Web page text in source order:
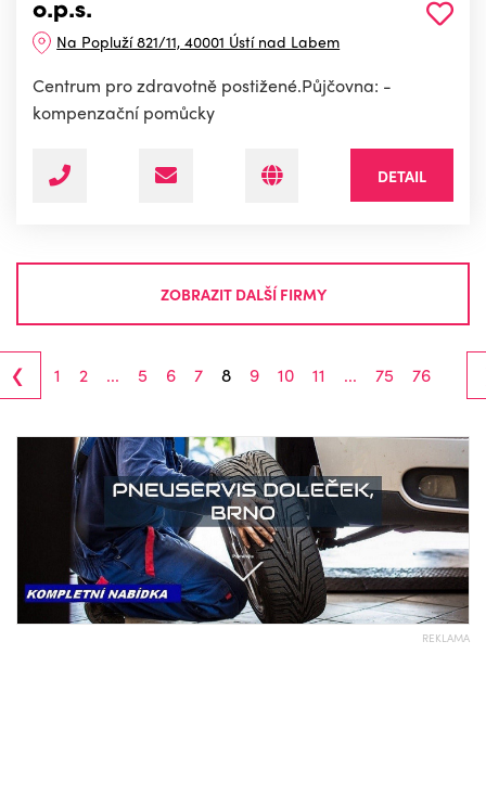
o.p.s.
Na Popluží 821/11, 40001 Ústí nad Labem
Centrum pro zdravotně postižené.Půjčovna: -
kompenzační pomůcky
DETAIL
ZOBRAZIT DALŠÍ FIRMY
‹ 1 2 ... 5 6 7 8 9 10 11 ... 75 76
REKLAMA